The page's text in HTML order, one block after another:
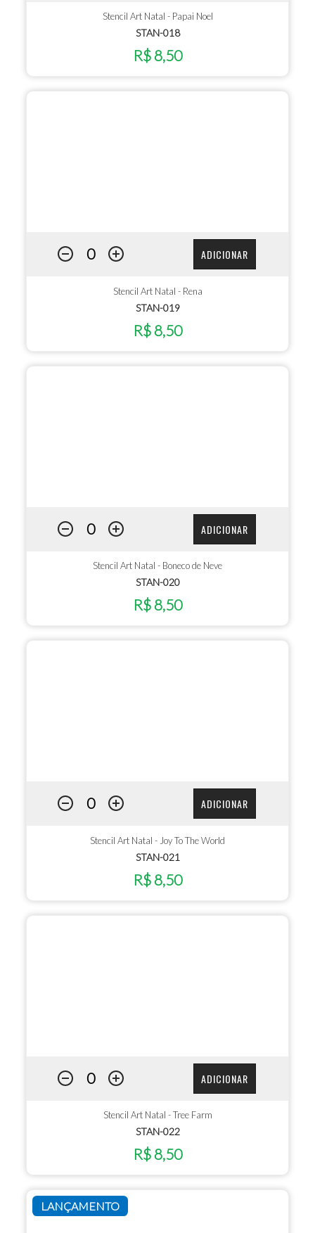
Stencil Art Natal - Papai Noel
STAN-018
R$ 8,50
ADICIONAR
Stencil Art Natal - Rena
STAN-019
R$ 8,50
ADICIONAR
Stencil Art Natal - Boneco de Neve
STAN-020
R$ 8,50
ADICIONAR
Stencil Art Natal - Joy To The World
STAN-021
R$ 8,50
ADICIONAR
Stencil Art Natal - Tree Farm
STAN-022
R$ 8,50
LANÇAMENTO